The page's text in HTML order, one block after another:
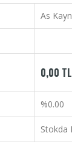
As
0,00
%0.00
Stokda